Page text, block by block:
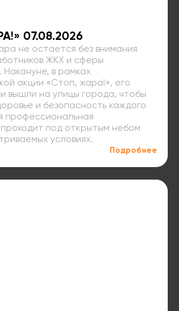
07.08.2026
не остается без внимания
ЖКХ и сферы
Накануне, в рамках
акции «Стоп, жара!», его
вышли на улицы города, чтобы
и безопасность каждого
профессиональная
проходит под открытым небом
условиях.
Подробнее